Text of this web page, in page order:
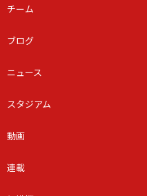
チーム
ブログ
ニュース
スタジアム
動画
連載